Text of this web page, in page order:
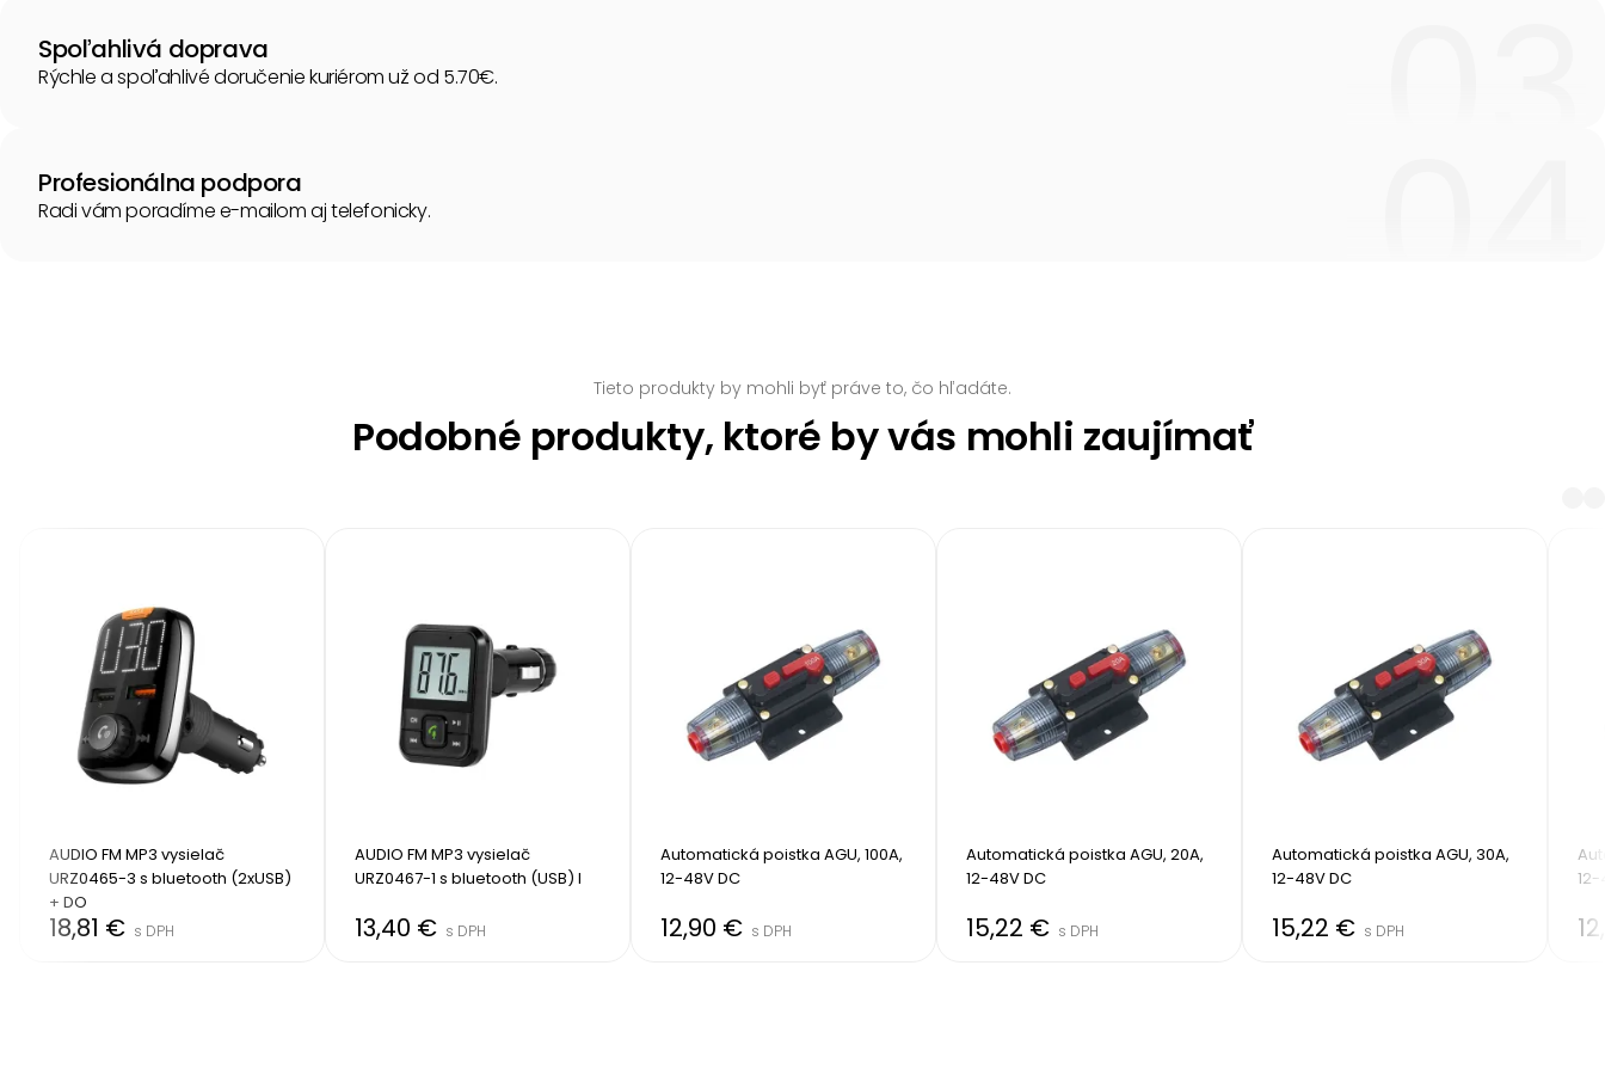
Spoľahlivá doprava
Rýchle a spoľahlivé doručenie kuriérom už od 5.70€.
Profesionálna podpora
Radi vám poradíme e-mailom aj telefonicky.
Tieto produkty by mohli byť práve to, čo hľadáte.
Podobné produkty, ktoré by vás mohli zaujímať
AUDIO FM MP3 vysielač
URZ0465-3 s bluetooth (2xUSB)
+ DO
18,81 € s DPH
AUDIO FM MP3 vysielač
URZ0467-1 s bluetooth (USB) I
13,40 € s DPH
Automatická poistka AGU, 100A,
12-48V DC
12,90 € s DPH
Automatická poistka AGU, 20A,
12-48V DC
15,22 € s DPH
Automatická poistka AGU, 30A,
12-48V DC
15,22 € s DPH
12-